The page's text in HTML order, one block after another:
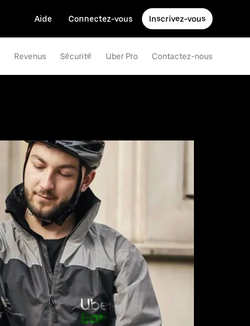
Aide Connectez-vous Inscrivez-vous
Revenus Sécurité Uber Pro Contactez-nous